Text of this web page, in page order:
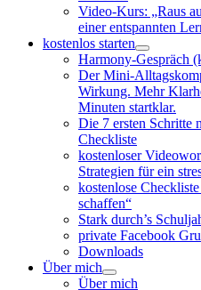
Video-Kurs: „Raus
einer entspannten
kostenlos starten
Harmony-Gespräch
Der Mini-
Wirkung. Mehr
Minuten startklar.
Die 7 ersten Schritte
Checkliste
kostenloser
Strategien für ein
kostenlose
schaffen“
Stark durch’s
private Facebook
Downloads
Über mich
Über mich